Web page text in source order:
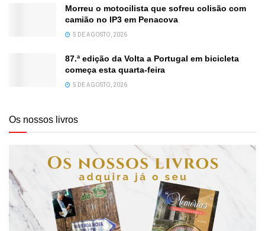
Morreu o motocilista que sofreu colisão com
camião no IP3 em Penacova
5 DE AGOSTO, 2026
87.ª edição da Volta a Portugal em bicicleta
começa esta quarta-feira
5 DE AGOSTO, 2026
Os nossos livros